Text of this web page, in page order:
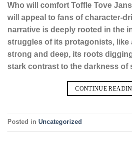
Who will comfort Toffle Tove
will appeal to fans of character-
narrative is deeply rooted in the
struggles of its protagonists, like
strong and deep, its roots
stark contrast to the darkness of
CONTINUE
Posted in Uncategorized